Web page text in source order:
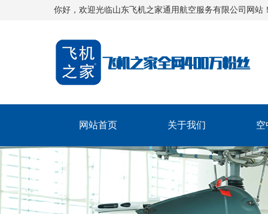
你好，欢迎光临山东飞机之家通用航空服务有限公司网站
网站首页 关于我们 空